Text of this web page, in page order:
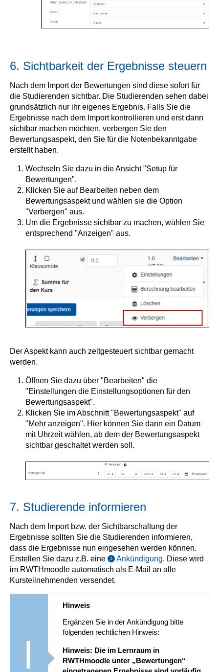
6. Sichtbarkeit der Ergebnisse steuern
Nach dem Import der Bewertungen sind diese sofort für
die Studierenden sichtbar. Die Studierenden sehen dabei
grundsätzlich nur ihr eigenes Ergebnis. Falls Sie die
Ergebnisse nach dem Import kontrollieren und erst dann
sichtbar machen möchten, verbergen Sie den
Bewertungsaspekt, den Sie für die Notenbekanntgabe
erstellt haben.
Wechseln Sie dazu in die Ansicht "Setup für
Bewertungen".
Klicken Sie auf Bearbeiten neben dem
Bewertungsaspekt und wählen sie die Option
"Verbergen" aus.
Um die Ergebnisse sichtbar zu machen, wählen Sie
entsprechend "Anzeigen" aus.
Der Aspekt kann auch zeitgesteuert sichtbar gemacht
werden.
Öffnen Sie dazu über "Bearbeiten" die
"Einstellungen die Einstellungsoptionen für den
Bewertungsaspekt".
Klicken Sie im Abschnitt "Bewertungsaspekt" auf
"Mehr anzeigen". Hier können Sie dann ein Datum
mit Uhrzeit wählen, ab dem der Bewertungsaspekt
sichtbar geschaltet werden soll.
7. Studierende informieren
Nach dem Import bzw. der Sichtbarschaltung der
Ergebnisse sollten Sie die Studierenden informieren,
dass die Ergebnisse nun eingesehen werden können.
Erstellen Sie dazu z.B. eine
Ankündigung. Diese wird
im RWTHmoodle automatisch als E-Mail an alle
Kursteilnehmenden versendet.
Hinweis
Ergänzen Sie in der Ankündigung bitte
folgenden rechtlichen Hinweis:
Hinweis: Die im Lernraum in
RWTHmoodle unter „Bewertungen“